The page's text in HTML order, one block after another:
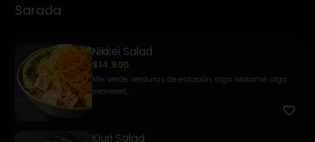
Sarada
Nikkei Salad
$14.900
Mix verde, verduras de estación, alga wakame, alga
seaweed, ...
Kiuri Salad